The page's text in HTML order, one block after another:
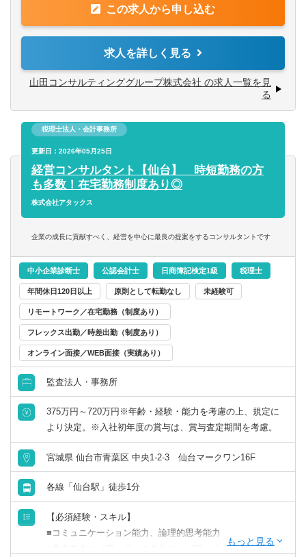
■事業承継に関するストラクチャー構築及び実行支援業務
■税務申告業務（法人税申告・相続税申告・所得税申告）
■組織再編に関するストラクチャー構築及び実行支援業務
柔軟に調整可能です。選考中にご相談ください。
※山田コンサルティンググループ株式会社にて採用後、同
社が提携する税理士法人川田事務所へ在籍出向する形で税
務業務に従事します。
【配属先情報】
事業承継事業部
受入を含む）
■女性比率：約41%
■中途社員比率：約92%
■年齢構成：20代、30代、40代、50代まで幅広く在籍する
組織です。
上記、事業承継事業部へ配属後、税理士法人川田事務所へ
入社後は東京メンバーとの密な連携を想定しており、月に
数回程度東京への出張が生じる予定です。入社後は東京本
■事業承継事業部だけで全国で年間500件超の事業承継に関
する相談を受けるため、相当数の経験を積める環境があり
ます。
■中小零細企業から大企業まで、様々な法人税申告業務が可
この求人から申し込む
求人を詳しく見る
山田コンサルティンググループ株式会社 の求人一覧を見
る
税理士法人・会計事務所
更新日：2026年05月25日
経営コンサルタント【仙台】 時短勤務の方
も多数！在宅勤務制度あり◎
株式会社アタックス
企業の成長に貢献すべく、経営を中心に最良の提案をするコンサルタントです
中小企業診断士 公認会計士 日商簿記検定1級 税理士
年間休日120日以上 原則として転勤なし 未経験可
リモートワーク／在宅勤務（制度あり）
フレックス出勤／時差出勤（制度あり）
オンライン面接／WEB面接（実績あり）
監査法人・事務所
375万円～720万円※年齢・経験・能力を考慮の上、規定に
より決定。※入社初年度の賞与は、賞与査定期間を考慮。
宮城県 仙台市青葉区 中央1-2-3 仙台マークワン16F
各線「仙台駅」徒歩1分
【必須経験・スキル】
■コミュニケーション能力、論理的思考能力
■ＰＣスキル（ワード、エクセル、パワーポイントの基本操
年収1000万円以上の求人
5名以上募集の求人
託児所・育児補助
エグゼクティブクラスの求人
海外赴任の機会あり
MBAホルダー募集
有形商材の求人
管理職求人
オンライン面接／WEB面接（実績あり）
語学
英語力を活かす
中国語を活かす
その他語学を活かす